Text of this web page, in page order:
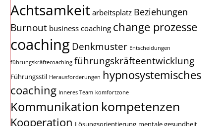
Achtsamkeit arbeitsplatz Beziehungen
Burnout business coaching change prozesse
coachingDenkmuster Entscheidungen
führungskräftecoaching führungskräfteentwicklung
Führungsstil Herausforderungen hypnosystemisches
coaching Inneres Team komfortzone
Kommunikation kompetenzen
Kooperation Lösungsorientierung mentale gesundheit